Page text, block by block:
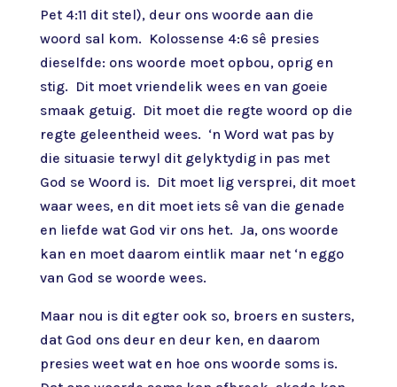
Pet 4:11 dit stel), deur ons woorde aan die
woord sal kom. Kolossense 4:6 sê presies
dieselfde: ons woorde moet opbou, oprig en
stig. Dit moet vriendelik wees en van goeie
smaak getuig. Dit moet die regte woord op die
regte geleentheid wees. ‘n Word wat pas by
die situasie terwyl dit gelyktydig in pas met
God se Woord is. Dit moet lig versprei, dit moet
waar wees, en dit moet iets sê van die genade
en liefde wat God vir ons het. Ja, ons woorde
kan en moet daarom eintlik maar net ‘n eggo
van God se woorde wees.
Maar nou is dit egter ook so, broers en susters,
dat God ons deur en deur ken, en daarom
presies weet wat en hoe ons woorde soms is.